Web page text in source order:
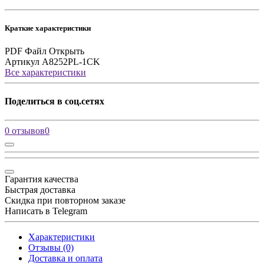
Краткие характеристики
PDF Файл Открыть
Артикул A8252PL-1CK
Все характеристики
Поделиться в соц.сетях
0 отзывов0
Гарантия качества
Быстрая доставка
Скидка при повторном заказе
Написать в Telegram
Характеристики
Отзывы (0)
Доставка и оплата